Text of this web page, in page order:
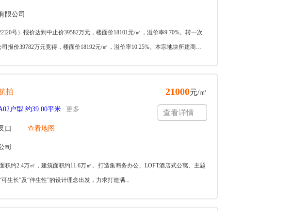
限公司
号）报价达到中止价39582万元，楼面价18101元/㎡，溢价率9.70%。转一次
价39782万元竞得，楼面价18192元/㎡，溢价率10.25%。本宗地块所建商品
拍
户型 约39.00平米 更多
口 查看地图
司
21000元/㎡
查看详情
约2.4万㎡，建筑面积约11.6万㎡。打造集商务办公、LOFT酒店式公寓、主题
生长”及“伴生性”的设计理念出发，力求打造满...